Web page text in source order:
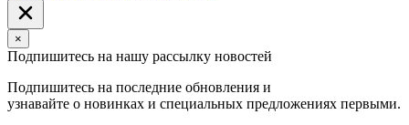
×
Подпишитесь на нашу рассылку новостей
Подпишитесь на последние обновления и
узнавайте о новинках и специальных предложениях первыми.